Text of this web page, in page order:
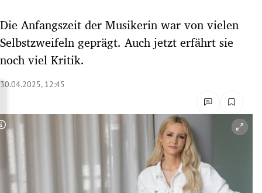
Untermenü
Untermenü
Untermenü
Untermenü
Untermenü
Untermenü
Die Anfangszeit der Musikerin war von vielen
Selbstzweifeln geprägt. Auch jetzt erfährt sie
noch viel Kritik.
30.04.2025, 12:45
Copyright-Hinweis öffnen/schließen